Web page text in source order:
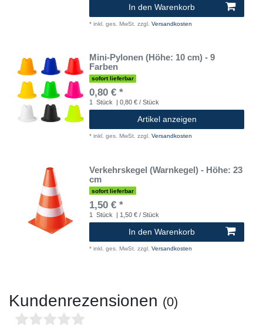
In den Warenkorb
* inkl. ges. MwSt. zzgl. Versandkosten
Mini-Pylonen (Höhe: 10 cm) - 9
Farben
sofort lieferbar
0,80 € *
1 Stück | 0,80 € / Stück
Artikel anzeigen
* inkl. ges. MwSt. zzgl. Versandkosten
Verkehrskegel (Warnkegel) - Höhe: 23
cm
sofort lieferbar
1,50 € *
1 Stück | 1,50 € / Stück
In den Warenkorb
* inkl. ges. MwSt. zzgl. Versandkosten
Kundenrezensionen (0)